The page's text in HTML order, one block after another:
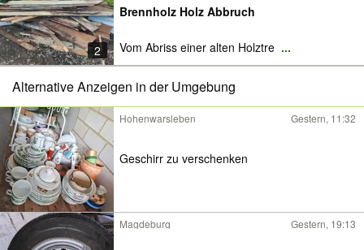
2
Brennholz Holz Abbruch
Vom Abriss einer alten Holztre ...
Alternative Anzeigen in der Umgebung
Hohenwarsleben Gestern, 11:32
Geschirr zu verschenken
Magdeburg Gestern, 19:13